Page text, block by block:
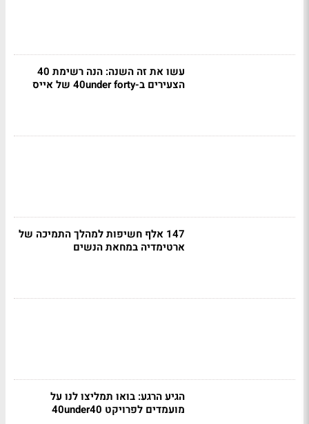
עשו את זה השנה: הנה רשימת 40
הצעירים ב-40under forty של אייס
147 אלף חשיפות למהלך התמיכה של
ארטימדיה במחאת הנשים
הגיע הרגע: בואו תמליצו לנו על
מועמדים לפרויקט 40under40